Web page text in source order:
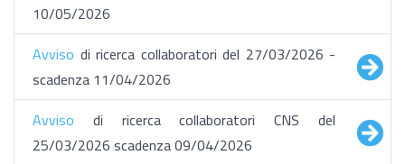
10/05/2026
Avviso di ricerca collaboratori del 27/03/2026 -
scadenza 11/04/2026
Avviso di ricerca collaboratori CNS del
25/03/2026 scadenza 09/04/2026